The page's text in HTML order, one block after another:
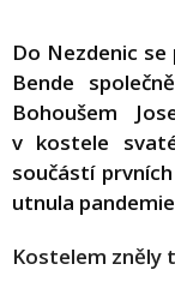
Do Nezdenic
Bende
Bohoušem
v kostele
součástí
utnula
Kostelem zněly